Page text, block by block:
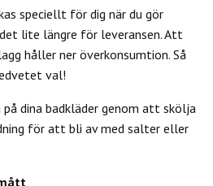
speciellt för dig när du gör
lite längre för leveransen. Att
håller ner överkonsumtion. Så
val!
dina badkläder genom att skölja
för att bli av med salter eller